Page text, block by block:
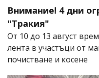
Внимание! 4 дни
"Тракия"
От 10 до 13 август
лента в участъци от
почистване и косене